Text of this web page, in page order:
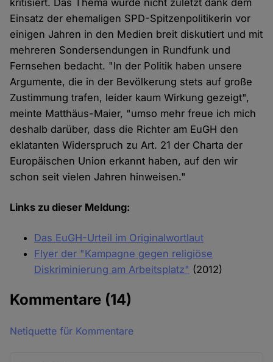
kritisiert. Das Thema wurde nicht zuletzt dank dem
Einsatz der ehemaligen SPD-Spitzenpolitikerin vor
einigen Jahren in den Medien breit diskutiert und mit
mehreren Sondersendungen in Rundfunk und
Fernsehen bedacht. "In der Politik haben unsere
Argumente, die in der Bevölkerung stets auf große
Zustimmung trafen, leider kaum Wirkung gezeigt",
meinte Matthäus-Maier, "umso mehr freue ich mich
deshalb darüber, dass die Richter am EuGH den
eklatanten Widerspruch zu Art. 21 der Charta der
Europäischen Union erkannt haben, auf den wir
schon seit vielen Jahren hinweisen."
Links zu dieser Meldung:
Das EuGH-Urteil im Originalwortlaut
Flyer der "Kampagne gegen religiöse
Diskriminierung am Arbeitsplatz" (2012)
Kommentare (14)
Netiquette für Kommentare